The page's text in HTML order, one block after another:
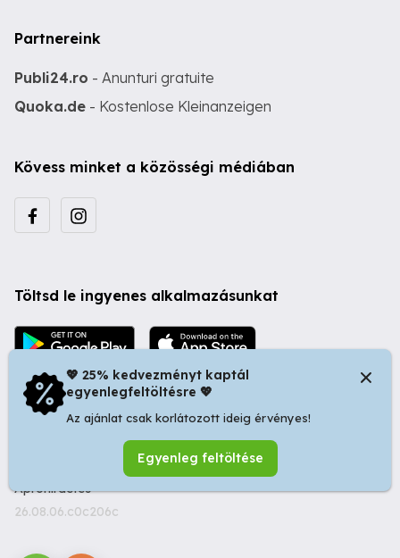
Partnereink
Publi24.ro - Anunturi gratuite
Quoka.de - Kostenlose Kleinanzeigen
Kövess minket a közösségi médiában
Töltsd le ingyenes alkalmazásunkat
© 2026 Startapró S.R.L. | Bulevardul Dacia nr 34, Oradea
410346, Romania | Tax ID: RO44483373 -
Ingyenes
Apróhirdetés
26.08.06.c0c206c
💖 25% kedvezményt kaptál
egyenlegfeltöltésre 💖
Az ajánlat csak korlátozott ideig érvényes!
Egyenleg feltöltése